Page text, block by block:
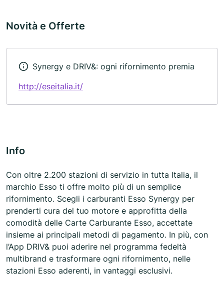
Novità e Offerte
Synergy e DRIV&: ogni rifornimento premia
http://eseitalia.it/
Info
Con oltre 2.200 stazioni di servizio in tutta Italia, il
marchio Esso ti offre molto più di un semplice
rifornimento. Scegli i carburanti Esso Synergy per
prenderti cura del tuo motore e approfitta della
comodità delle Carte Carburante Esso, accettate
insieme ai principali metodi di pagamento. In più, con
l’App DRIV& puoi aderire nel programma fedeltà
multibrand e trasformare ogni rifornimento, nelle
stazioni Esso aderenti, in vantaggi esclusivi.